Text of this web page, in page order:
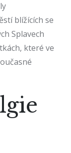
blížících se
Splavech
které ve